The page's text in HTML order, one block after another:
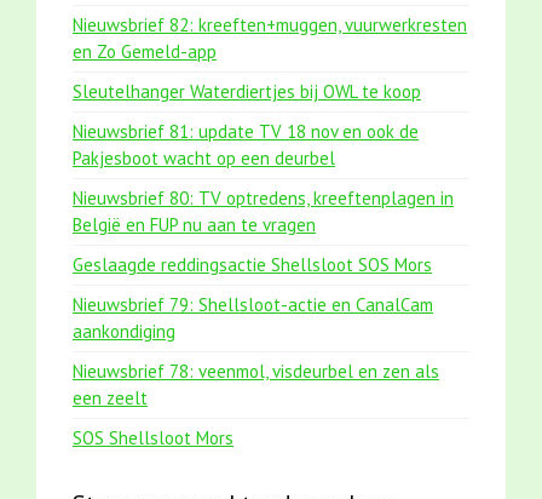
Nieuwsbrief 82: kreeften+muggen, vuurwerkresten
en Zo Gemeld-app
Sleutelhanger Waterdiertjes bij OWL te koop
Nieuwsbrief 81: update TV 18 nov en ook de
Pakjesboot wacht op een deurbel
Nieuwsbrief 80: TV optredens, kreeftenplagen in
België en FUP nu aan te vragen
Geslaagde reddingsactie Shellsloot SOS Mors
Nieuwsbrief 79: Shellsloot-actie en CanalCam
aankondiging
Nieuwsbrief 78: veenmol, visdeurbel en zen als
een zeelt
SOS Shellsloot Mors